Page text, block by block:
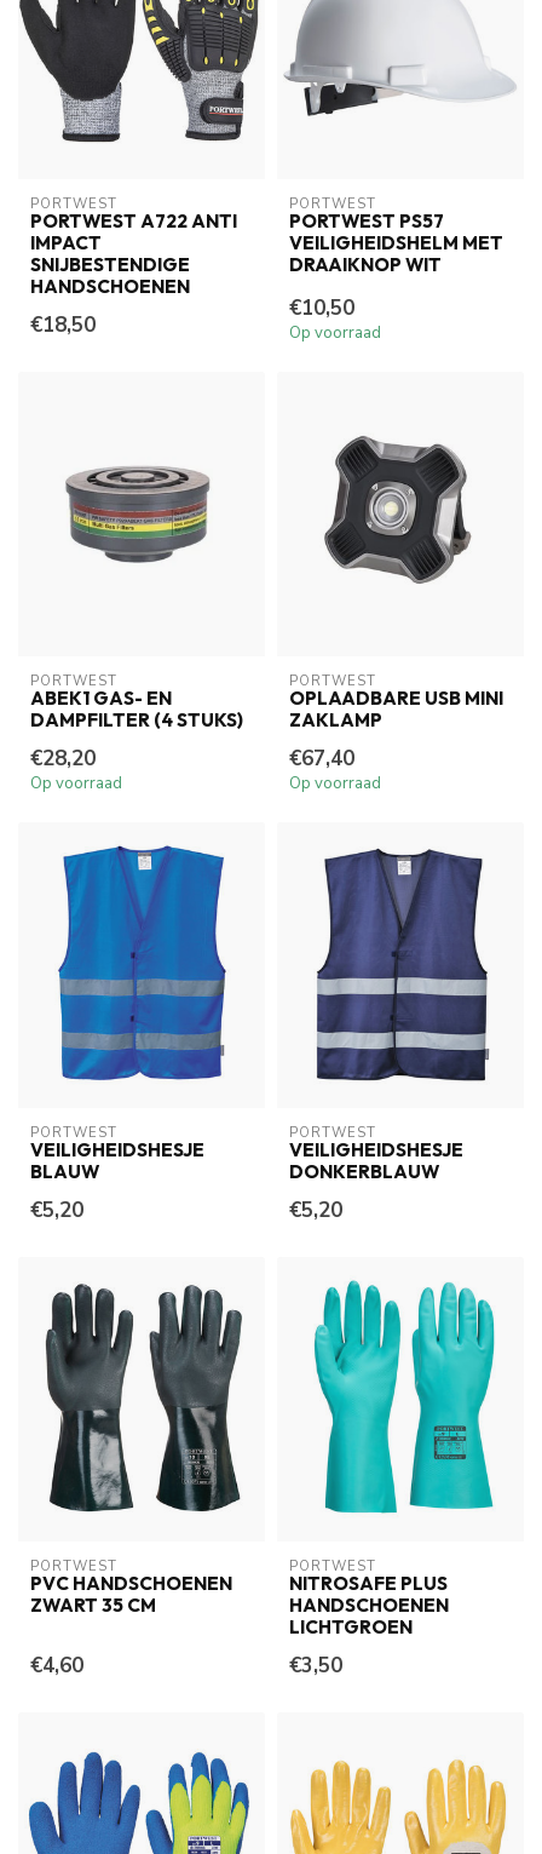
PORTWEST
PORTWEST A722 ANTI
IMPACT
SNIJBESTENDIGE
HANDSCHOENEN
€18,50
PORTWEST
PORTWEST PS57
VEILIGHEIDSHELM MET
DRAAIKNOP WIT
€10,50
Op voorraad
PORTWEST
ABEK1 GAS- EN
DAMPFILTER (4 STUKS)
€28,20
Op voorraad
PORTWEST
OPLAADBARE USB MINI
ZAKLAMP
€67,40
Op voorraad
PORTWEST
VEILIGHEIDSHESJE
BLAUW
€5,20
PORTWEST
VEILIGHEIDSHESJE
DONKERBLAUW
€5,20
PORTWEST
PVC HANDSCHOENEN
ZWART 35 CM
€4,60
PORTWEST
NITROSAFE PLUS
HANDSCHOENEN
LICHTGROEN
€3,50